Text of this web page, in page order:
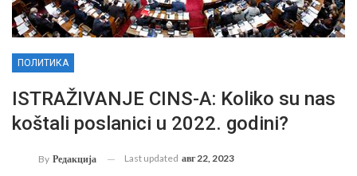
ПОЛИТИКА
ISTRAŽIVANJE CINS-A: Koliko su nas
koštali poslanici u 2022. godini?
By Редакција Last updated авг 22, 2023